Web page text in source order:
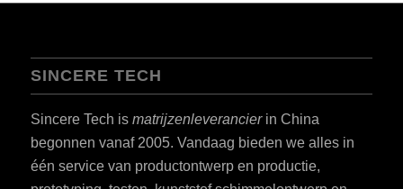
SINCERE TECH
Sincere Tech is matrijzenleverancierin China
begonnen vanaf 2005. Vandaag bieden we alles in
één service van productontwerp en productie,